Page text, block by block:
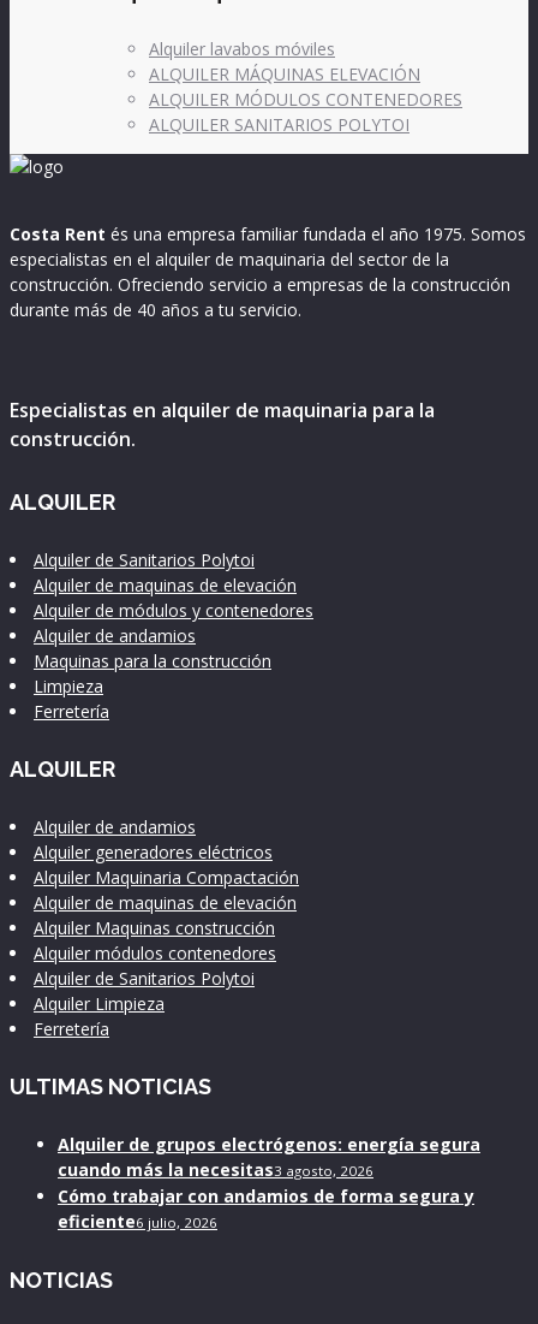
Alquiler lavabos móviles
ALQUILER MÁQUINAS ELEVACIÓN
ALQUILER MÓDULOS CONTENEDORES
ALQUILER SANITARIOS POLYTOI
Costa Rent és una empresa familiar fundada el año 1975. Somos
especialistas en el alquiler de maquinaria del sector de la
construcción. Ofreciendo servicio a empresas de la construcción
durante más de 40 años a tu servicio.
Especialistas en alquiler de maquinaria para la
construcción.
ALQUILER
Alquiler de Sanitarios Polytoi
Alquiler de maquinas de elevación
Alquiler de módulos y contenedores
Alquiler de andamios
Maquinas para la construcción
Limpieza
Ferretería
ALQUILER
Alquiler de andamios
Alquiler generadores eléctricos
Alquiler Maquinaria Compactación
Alquiler de maquinas de elevación
Alquiler Maquinas construcción
Alquiler módulos contenedores
Alquiler de Sanitarios Polytoi
Alquiler Limpieza
Ferretería
ULTIMAS NOTICIAS
Alquiler de grupos electrógenos: energía segura
cuando más la necesitas3 agosto, 2026
Cómo trabajar con andamios de forma segura y
eficiente6 julio, 2026
NOTICIAS